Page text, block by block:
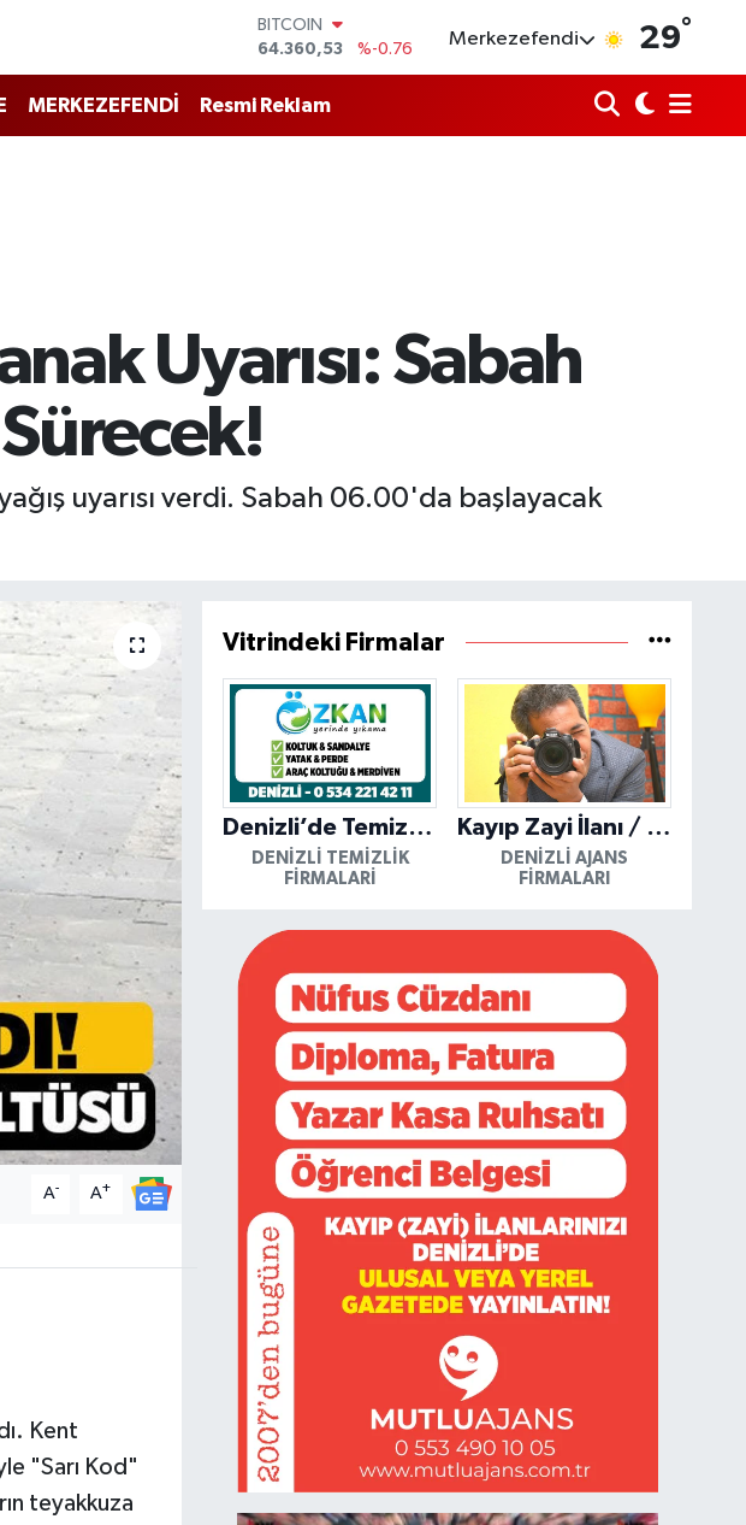
DOLAR
47,7143
%0.16
EURO
55,0317
Merkezefendi 29°
MERKEZEFENDİ Resmi Reklam
Uyarısı: Sabah
uyarısı verdi. Sabah 06.00'da başlayacak
A- A+
Kent
"Sarı Kod"
teyakkuza
Vitrindeki Firmalar
Denizli’de Temizliğin Güvenilir Adresi: Özkan Yerinde Yıkama
DENIZLI TEMIZLIK
FIRMALARI
Kayıp Zayi İlanı / Mutlu Ajans / Denizli
DENIZLI AJANS
FIRMALARI